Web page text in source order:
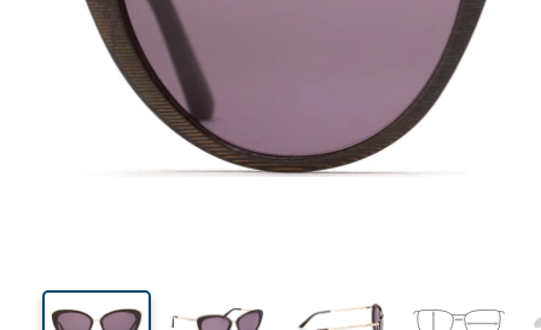
44 mm
Hauteur des verres Largeur des verres
Largeur
des verres